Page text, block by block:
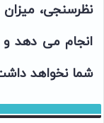
نظرسنجی، میزان
انجام می دهد و
شما نخواهد